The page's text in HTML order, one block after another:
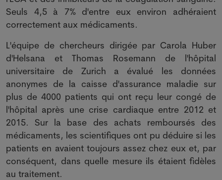
Seuls 4,5 à 7% d'entre eux environ adhéraient
correctement aux médicaments.
L'équipe de chercheurs dirigée par Carola Huber
d'Helsana et Thomas Rosemann de l'hôpital
universitaire de Zurich a évalué les données
anonymes de la caisse d'assurance maladie sur
plus de 4000 patients qui ont reçu leur congé de
l'hôpital après une crise cardiaque entre 2012 et
2015. Sur la base des achats remboursés des
médicaments, les scientifiques ont pu déduire si les
patients en avaient toujours assez chez eux et, par
conséquent, dans quelle mesure ils étaient fidèles
au traitement.